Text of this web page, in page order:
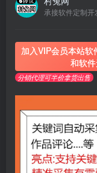
承接软件定制
加入VIP会员本站
和软
分销代理可半价拿货出售